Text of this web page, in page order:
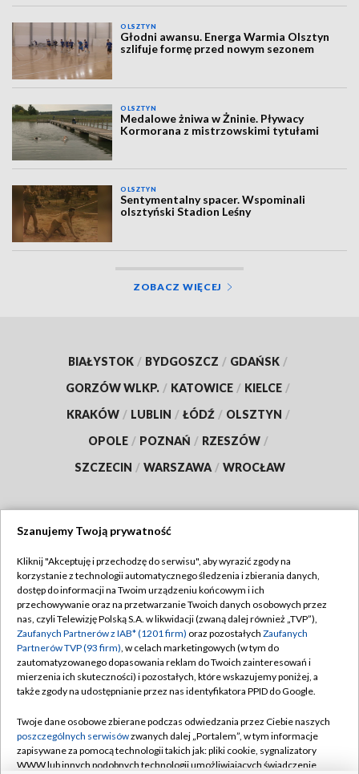
OLSZTYN
Głodni awansu. Energa Warmia Olsztyn
szlifuje formę przed nowym sezonem
OLSZTYN
Medalowe żniwa w Żninie. Pływacy
Kormorana z mistrzowskimi tytułami
OLSZTYN
Sentymentalny spacer. Wspominali
olsztyński Stadion Leśny
ZOBACZ WIĘCEJ
BIAŁYSTOK / BYDGOSZCZ / GDAŃSK /
GORZÓW WLKP. / KATOWICE / KIELCE /
KRAKÓW / LUBLIN / ŁÓDŹ / OLSZTYN /
OPOLE / POZNAŃ / RZESZÓW /
SZCZECIN / WARSZAWA / WROCŁAW
TVP
Abonament TVP
Emisja w TVP
Centrum informacji TVP
Naziemna Telewizja Cyfrowa
Rada Programowa
System NOS
Regulamin TVP
Polityka prywatności
Moje zgody
Pomoc
Kontakt
Szanujemy Twoją prywatność
Kliknij "Akceptuję i przechodzę do serwisu", aby wyrazić zgody na
korzystanie z technologii automatycznego śledzenia i zbierania danych,
dostęp do informacji na Twoim urządzeniu końcowym i ich
przechowywanie oraz na przetwarzanie Twoich danych osobowych przez
nas, czyli Telewizję Polską S.A. w likwidacji (zwaną dalej również „TVP”),
Zaufanych Partnerów z IAB* (1201 firm) oraz pozostałych Zaufanych
Partnerów TVP (93 firm), w celach marketingowych (w tym do
zautomatyzowanego dopasowania reklam do Twoich zainteresowań i
mierzenia ich skuteczności) i pozostałych, które wskazujemy poniżej, a
także zgody na udostępnianie przez nas identyfikatora PPID do Google.
Twoje dane osobowe zbierane podczas odwiedzania przez Ciebie naszych
poszczególnych serwisówzwanych dalej „Portalem”, w tym informacje
zapisywane za pomocą technologii takich jak: pliki cookie, sygnalizatory
WWW lub innych podobnych technologii umożliwiających świadczenie